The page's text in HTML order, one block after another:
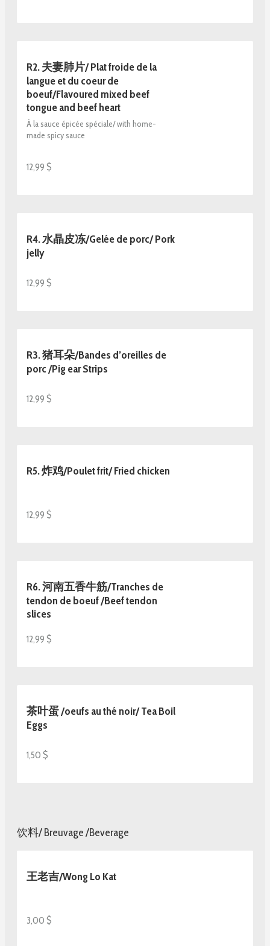
R2. 夫妻肺片/ Plat froide de la
langue et du coeur de
boeuf/Flavoured mixed beef
tongue and beef heart
À la sauce épicée spéciale/ with home-
made spicy sauce
12,99 $
R4. 水晶皮冻/Gelée de porc/ Pork
jelly
12,99 $
R3. 猪耳朵/Bandes d’oreilles de
porc /Pig ear Strips
12,99 $
R5. 炸鸡/Poulet frit/ Fried chicken
12,99 $
R6. 河南五香牛筋/Tranches de
tendon de boeuf /Beef tendon
slices
12,99 $
茶叶蛋 /oeufs au thé noir/ Tea Boil
Eggs
1,50 $
饮料/ Breuvage /Beverage
王老吉/Wong Lo Kat
3,00 $